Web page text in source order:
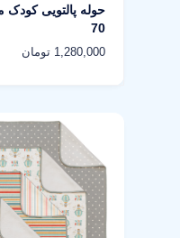
70
1,280,000 تومان